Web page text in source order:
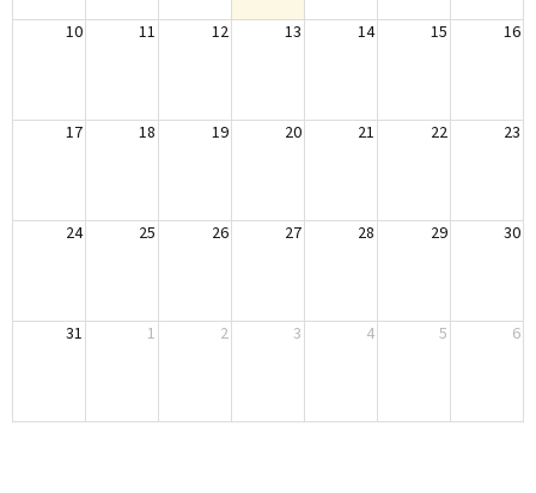
10 11 12 13 14 15 16
17 18 19 20 21 22 23
24 25 26 27 28 29 30
31 1 2 3 4 5 6